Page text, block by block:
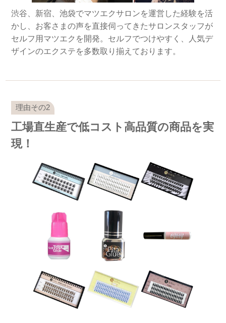
渋谷、新宿、池袋でマツエクサロンを運営した経験を活
かし、お客さまの声を直接伺ってきたサロンスタッフが
セルフ用マツエクを開発。セルフでつけやすく、人気デ
ザインのエクステを多数取り揃えております。
工場直生産で低コスト高品質の商品を実
現！